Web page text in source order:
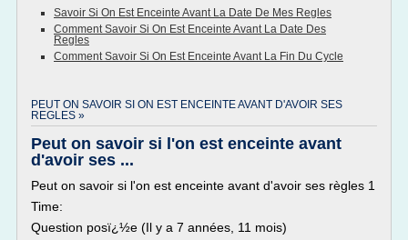
Savoir Si On Est Enceinte Avant La Date De Mes Regles
Comment Savoir Si On Est Enceinte Avant La Date Des
Regles
Comment Savoir Si On Est Enceinte Avant La Fin Du Cycle
PEUT ON SAVOIR SI ON EST ENCEINTE AVANT D'AVOIR SES
REGLES »
Peut on savoir si l'on est enceinte avant
d'avoir ses ...
Peut on savoir si l'on est enceinte avant d'avoir ses règles 1
Time:
Question posï¿½e (Il y a 7 années, 11 mois)